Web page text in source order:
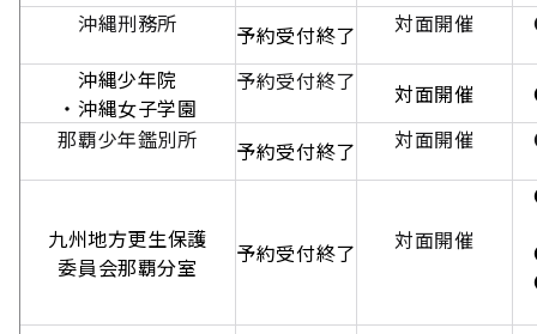
沖縄刑務所
予約受付終了 対面開催
沖縄少年院
・沖縄女子学園
予約受付終了 対面開催
那覇少年鑑別所
予約受付終了 対面開催
九州地方更生保護
委員会那覇分室
予約受付終了 対面開催